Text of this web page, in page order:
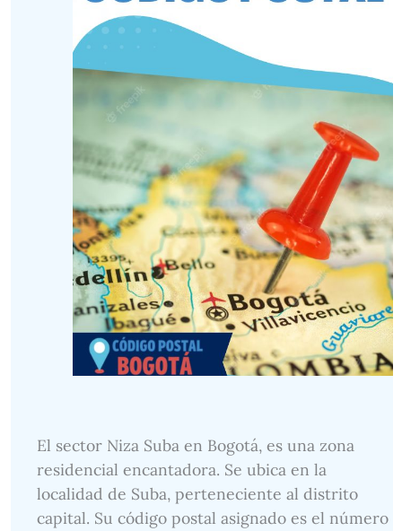
El sector Niza Suba en Bogotá, es una zona
residencial encantadora. Se ubica en la
localidad de Suba, perteneciente al distrito
capital. Su código postal asignado es el número